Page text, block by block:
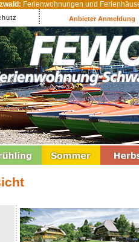
Ferienwohnungen und
Anbieter Anmeldung